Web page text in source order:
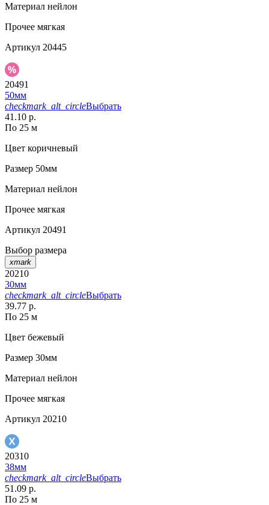
Материал нейлон
Прочее мягкая
Артикул 20445
20491
50мм
checkmark_alt_circleВыбрать
41.10 р.
По 25 м
Цвет коричневый
Размер 50мм
Материал нейлон
Прочее мягкая
Артикул 20491
Выбор размера
xmark
20210
30мм
checkmark_alt_circleВыбрать
39.77 р.
По 25 м
Цвет бежевый
Размер 30мм
Материал нейлон
Прочее мягкая
Артикул 20210
20310
38мм
checkmark_alt_circleВыбрать
51.09 р.
По 25 м